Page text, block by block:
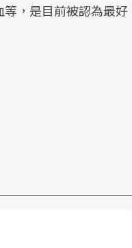
，是目前被認為最好